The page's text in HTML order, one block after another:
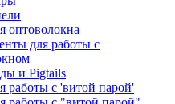
оптоволокна
для работы с
и Pigtails
работы с 'витой парой'